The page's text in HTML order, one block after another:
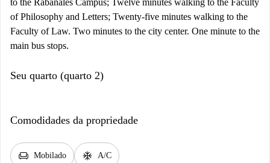
to the Rabanales Campus; Twelve minutes walking to the Faculty
of Philosophy and Letters; Twenty-five minutes walking to the
Faculty of Law. Two minutes to the city center. One minute to the
main bus stops.
Seu quarto (quarto 2)
Comodidades da propriedade
chair Mobilado ac_unit A/C